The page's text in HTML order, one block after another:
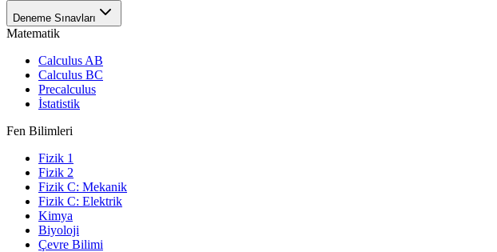
Deneme Sınavları
Matematik
Calculus AB
Calculus BC
Precalculus
İstatistik
Fen Bilimleri
Fizik 1
Fizik 2
Fizik C: Mekanik
Fizik C: Elektrik
Kimya
Biyoloji
Çevre Bilimi